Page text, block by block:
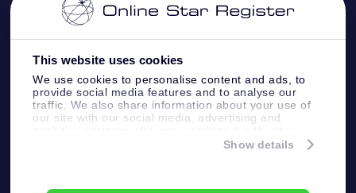
This website uses cookies
We use cookies to personalise content and ads, to
provide social media features and to analyse our
traffic. We also share information about your use of
our site with our social media, advertising and
information that you’ve provided to them or that
Show details
기업 선물
One Million Stars
Fly me to the stars VR 앱
배송 정보
환불 정책
별자리